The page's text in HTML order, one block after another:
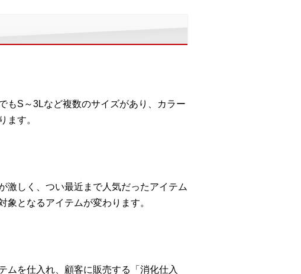
もS～3Lなど複数のサイズがあり、カラー
ます。
激しく、つい最近まで人気だったアイテム
となるアイテムが変わります。
ムを仕入れ、顧客に販売する「消化仕入